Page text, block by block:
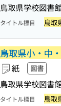
鳥取県学校図書
タイトル標目 鳥取
鳥取県小・中
紙 図書
鳥取県学校図書
タイトル標目 鳥取